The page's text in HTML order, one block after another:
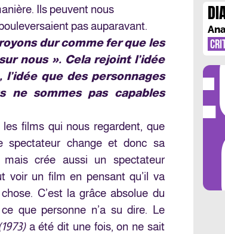
Ils peuvent nous
pas auparavant.
dur comme fer que les
nous ». Cela rejoint l’idée
l’idée que des personnages
ne sommes pas capables
films qui nous regardent, que
spectateur change et donc sa
crée aussi un spectateur
voir un film en pensant qu’il va
C’est la grâce absolue du
que personne n’a su dire. Le
a été dit une fois, on ne sait